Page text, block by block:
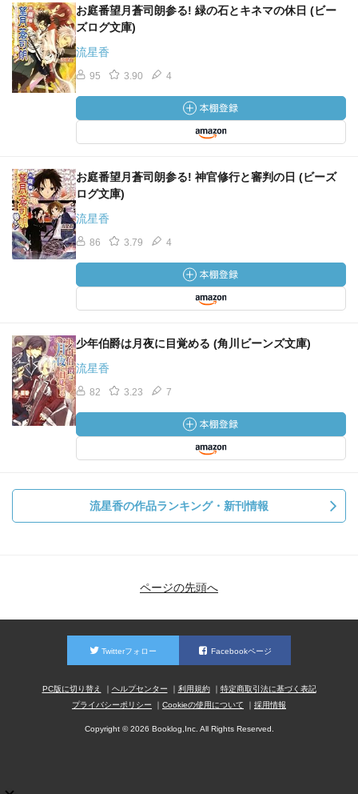
お庭番望月蒼司朗参る! 緑の石とキネマの休日 (ビー
ズログ文庫)
流星香
95 3.90 4
お庭番望月蒼司朗参る! 神官修行と審判の日 (ビーズ
ログ文庫)
流星香
86 3.79 4
少年伯爵は月夜に目覚める (角川ビーンズ文庫)
流星香
82 3.23 7
流星香の作品ランキング・新刊情報
ページの先頭へ
Twitterフォロー Facebookページ
PC版に切り替え ヘルプセンター 利用規約
特定商取引法に基づく表記
プライバシーポリシー
Cookieの使用について 採用情報
Copyright © 2026 Booklog,Inc. All Rights Reserved.